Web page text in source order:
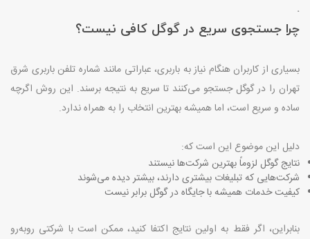
.
چرا جستجوی سریع در گوگل کافی نیست؟
بسیاری از کاربران هنگام نیاز به باربری، عباراتی مانند شماره تلفن باربری شرق
تهران را در گوگل جستجو می‌کنند تا سریع به نتیجه برسند. این روش اگرچه
ساده و سریع است، اما همیشه بهترین انتخاب را به همراه ندارد.
دلیل این موضوع این است که:
نتایج گوگل لزوماً بهترین شرکت‌ها نیستند
شرکت‌هایی که تبلیغات بیشتری دارند، بیشتر دیده می‌شوند
کیفیت خدمات همیشه با جایگاه در گوگل برابر نیست
بنابراین، اگر فقط به اولین نتایج اکتفا کنید، ممکن است با شرکتی روبه‌رو